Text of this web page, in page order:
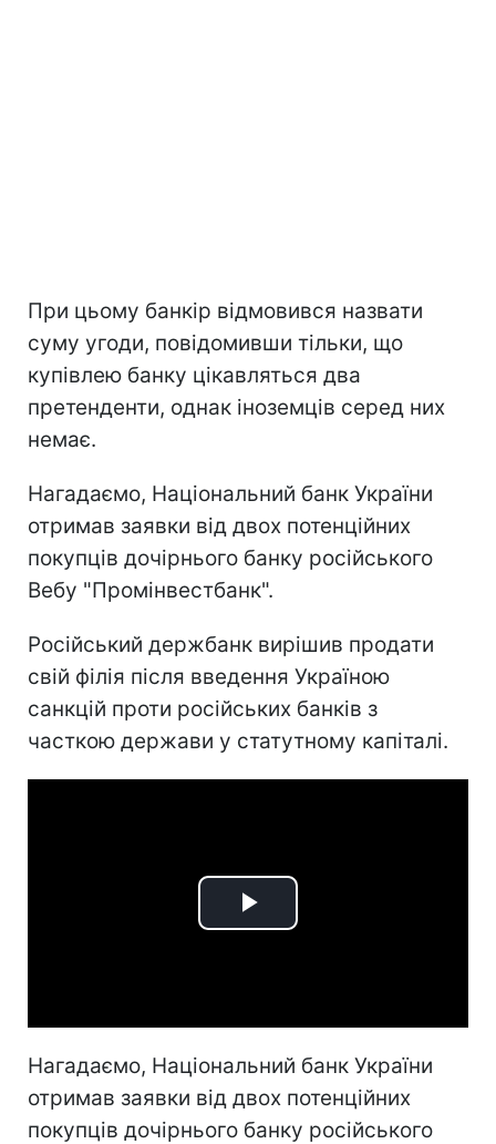
При цьому банкір відмовився назвати
суму угоди, повідомивши тільки, що
купівлею банку цікавляться два
претенденти, однак іноземців серед них
немає.
Нагадаємо, Національний банк України
отримав заявки від двох потенційних
покупців дочірнього банку російського
Вебу "Промінвестбанк".
Російський держбанк вирішив продати
свій філія після введення Україною
санкцій проти російських банків з
часткою держави у статутному капіталі.
Play
Нагадаємо, Національний банк України
отримав заявки від двох потенційних
покупців дочірнього банку російського